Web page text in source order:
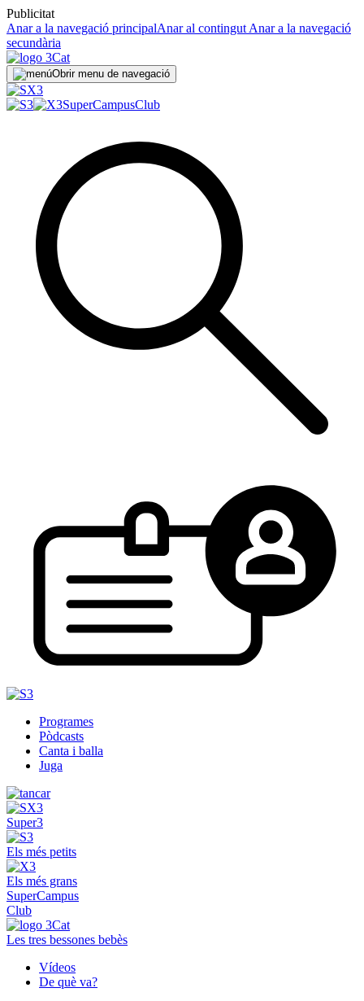
Publicitat
Anar a la navegació principalAnar al contingut Anar a la navegació
secundària
Obrir menu de navegació
SuperCampusClub
Programes
Pòdcasts
Canta i balla
Juga
Super3
Els més petits
Els més grans
SuperCampus
Club
Les tres bessones bebès
Vídeos
De què va?